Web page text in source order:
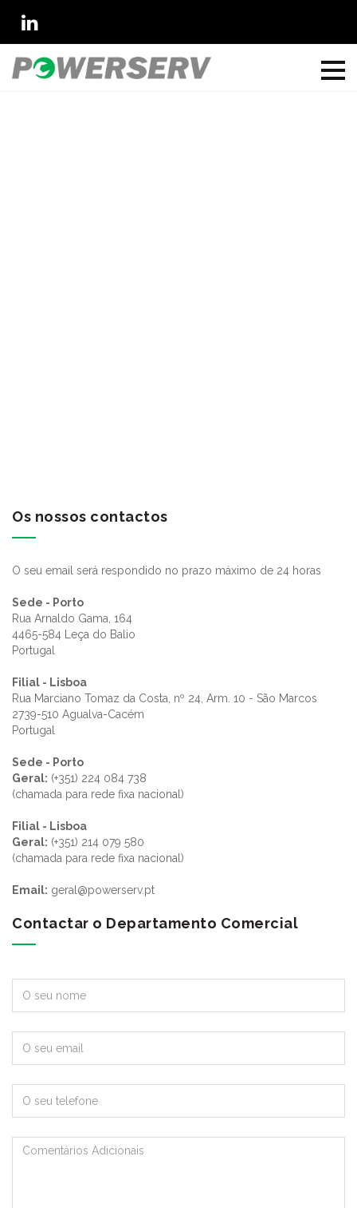
Os nossos contactos
O seu email será respondido no prazo máximo de 24 horas
Sede - Porto
Rua Arnaldo Gama, 164
4465-584 Leça do Balio
Portugal
Filial - Lisboa
Rua Marciano Tomaz da Costa, nº 24, Arm. 10 - São Marcos
2739-510 Agualva-Cacém
Portugal
Sede - Porto
Geral: (+351) 224 084 738
(chamada para rede fixa nacional)
Filial - Lisboa
Geral: (+351) 214 079 580
(chamada para rede fixa nacional)
Email: geral@powerserv.pt
Contactar o Departamento Comercial